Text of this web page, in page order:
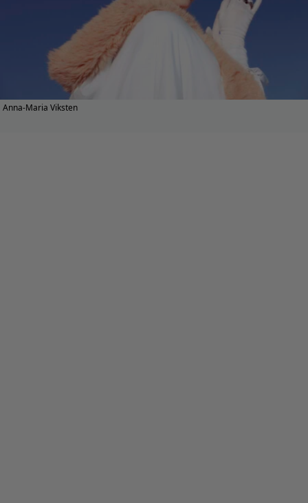
Anna-Maria Viksten